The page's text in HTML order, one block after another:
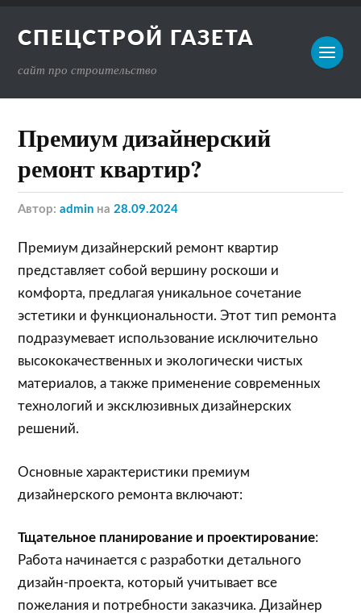
СПЕЦСТРОЙ ГАЗЕТА
сайт про строительство
Премиум дизайнерский
ремонт квартир?
Автор:admin на28.09.2024
Премиум дизайнерский ремонт квартир
представляет собой вершину роскоши и
комфорта, предлагая уникальное сочетание
эстетики и функциональности. Этот тип ремонта
подразумевает использование исключительно
высококачественных и экологически чистых
материалов, а также применение современных
технологий и эксклюзивных дизайнерских
решений.
Основные характеристики премиум
дизайнерского ремонта включают:
Тщательное планирование и проектирование:
Работа начинается с разработки детального
дизайн-проекта, который учитывает все
пожелания и потребности заказчика. Дизайнер